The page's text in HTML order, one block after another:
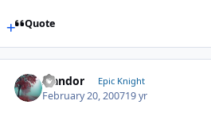
Quote
Isandor Epic Knight
February 20, 200719 yr